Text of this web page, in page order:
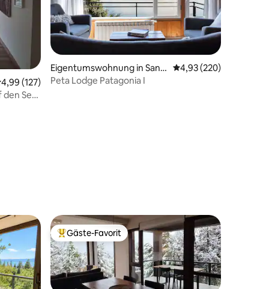
Bewertung: 4,99 von 5, 127 Bewertungen
4,99 (127)
See.
Eigentumswohnung in San
Carlos de Bariloche
Durchschnittliche
4,93 (220)
Peta Lodge Patagonia I
Beliebter Gäste-Favorit.
Gäste-Favorit